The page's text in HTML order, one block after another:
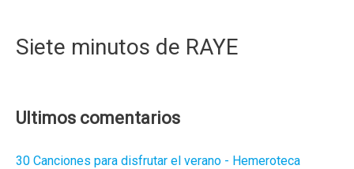
Siete minutos de RAYE
Ultimos comentarios
30 Canciones para disfrutar el verano - Hemeroteca